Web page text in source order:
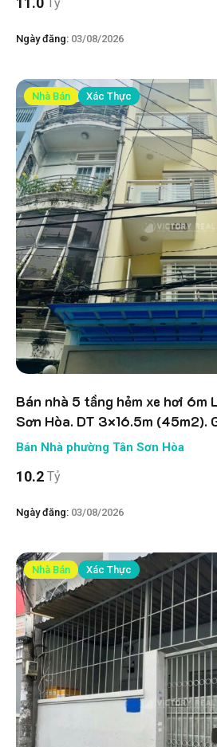
Ngày đăng: 03/08/2026
Nhà Bán Xác Thực
Bán nhà 5 tầng hẻm xe hơi 6m
Sơn Hòa. DT 3×16.5m (45m2).
Bán Nhà phường Tân Sơn Hòa
10.2 Tỷ
Ngày đăng: 03/08/2026
Nhà Bán Xác Thực